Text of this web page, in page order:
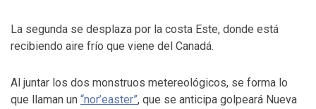
La segunda se desplaza por la costa Este, donde está
recibiendo aire frío que viene del Canadá.
Al juntar los dos monstruos metereológicos, se forma lo
que llaman un “nor’easter”, que se anticipa golpeará Nueva